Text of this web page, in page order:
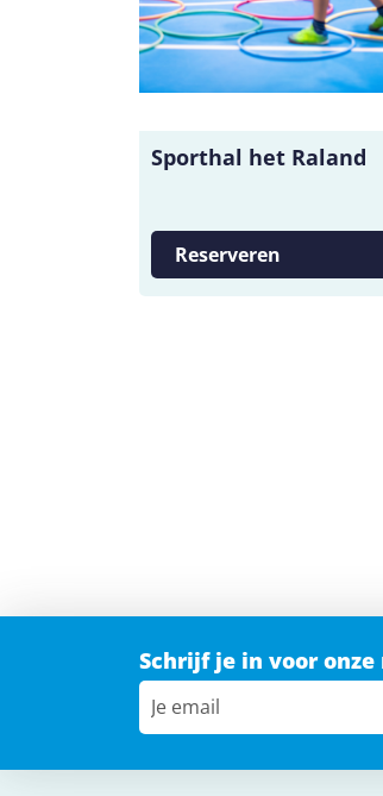
Sporthal het Raland
Reserveren
Schrijf je in voor